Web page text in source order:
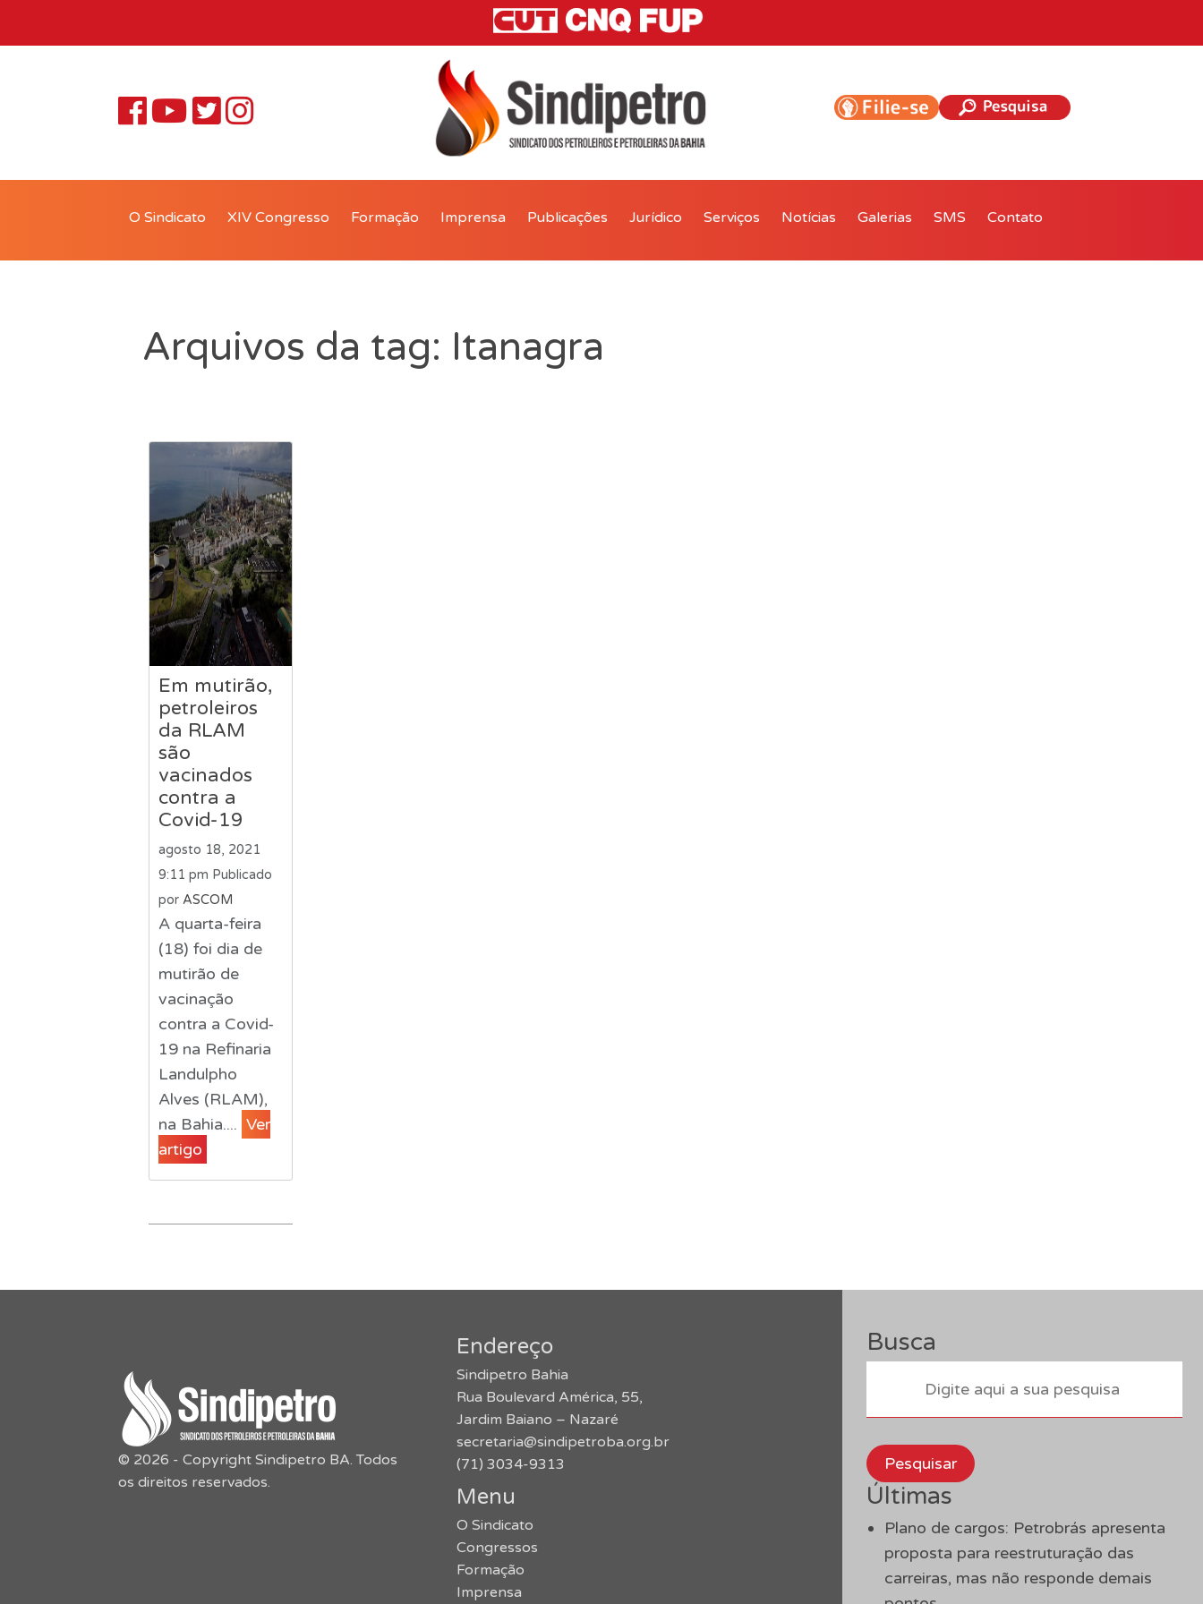
O Sindicato XIV Congresso Formação Imprensa Publicações Jurídico Serviços Notícias Galerias SMS Contato
Arquivos da tag: Itanagra
Em mutirão,
petroleiros
da RLAM
são
vacinados
contra a
Covid-19
agosto 18, 2021
9:11 pm Publicado
porASCOM
A quarta-feira
(18) foi dia de
mutirão de
vacinação
contra a Covid-
19 na Refinaria
Landulpho
Alves (RLAM),
na Bahia.... Ver
artigo
Busca
Pesquisar
Últimas
Plano de cargos: Petrobrás apresenta
proposta para reestruturação das
carreiras, mas não responde demais
© 2026 - Copyright Sindipetro BA. Todos
os direitos reservados.
Endereço
Sindipetro Bahia
Rua Boulevard América, 55,
Jardim Baiano – Nazaré
secretaria@sindipetroba.org.br
(71) 3034-9313
Menu
O Sindicato
Congressos
Formação
Imprensa